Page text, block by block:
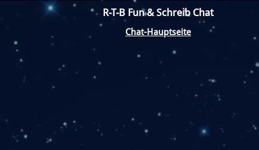
R-T-B Fun & Schreib Chat
Chat-Hauptseite